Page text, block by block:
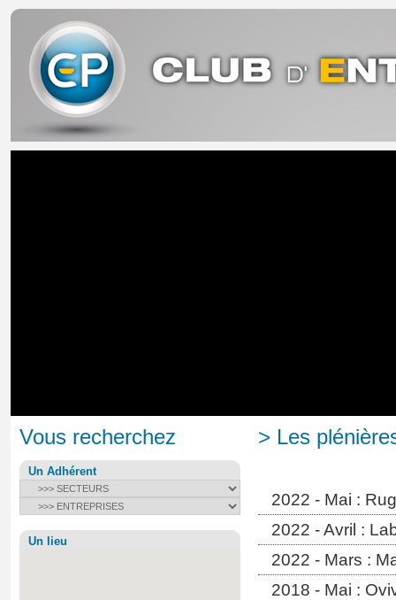
Vous recherchez
Un Adhérent
Un lieu
> Les
2022 - Mai :
2022 - Avril :
2022 - Mars :
2018 - Mai :